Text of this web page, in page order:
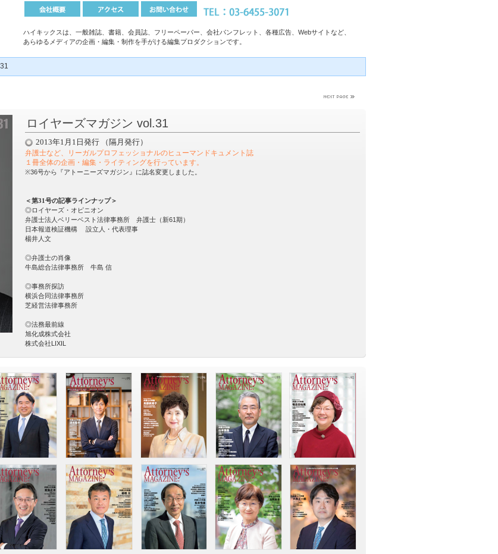
ハイキックスは、一般雑誌、書籍、会員誌、フリーペーパー、会社パンフレット、各種広告、Webサイトなど、
あらゆるメディアの企画・編集・制作を手がける編集プロダクションです。
ロイヤーズマガジン vol.31
2013年1月1日発行 （隔月発行）
弁護士など、リーガルプロフェッショナルのヒューマンドキュメント誌
１冊全体の企画・編集・ライティングを行っています。
※36号から『アトーニーズマガジン』に誌名変更しました。
＜第31号の記事ラインナップ＞
◎ロイヤーズ・オピニオン
弁護士法人ベリーベスト法律事務所 弁護士（新61期）
日本報道検証機構 設立人・代表理事
楊井人文
◎弁護士の肖像
牛島総合法律事務所 牛島 信
◎事務所探訪
横浜合同法律事務所
芝経営法律事務所
◎法務最前線
旭化成株式会社
株式会社LIXIL